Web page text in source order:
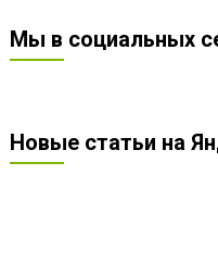
Мы в социальных
Новые статьи на